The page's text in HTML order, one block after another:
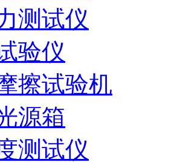
测试仪
验仪
擦试验机
源箱
测试仪